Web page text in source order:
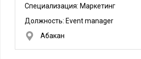
Специализация: Маркетинг
Должность: Event manager
Абакан